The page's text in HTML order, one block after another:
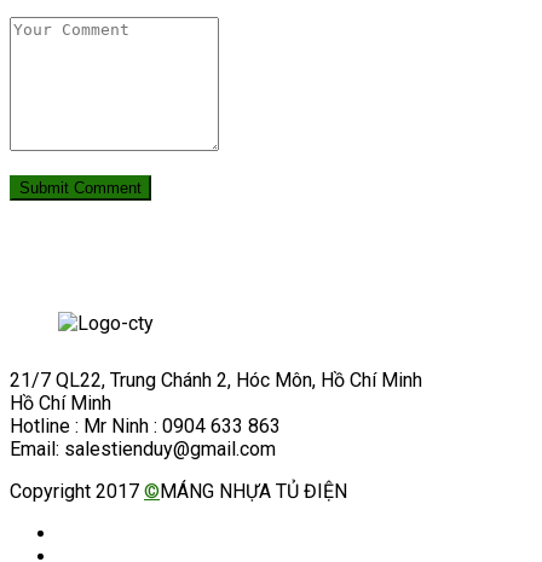
21/7 QL22, Trung Chánh 2, Hóc Môn, Hồ Chí Minh
Hồ Chí Minh
Hotline : Mr Ninh : 0904 633 863
Email: salestienduy@gmail.com
Copyright 2017 © MÁNG NHỰA TỦ ĐIỆN